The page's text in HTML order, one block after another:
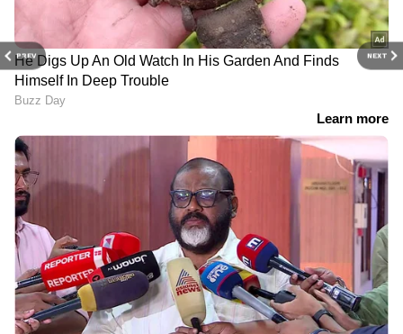
PREV NEXT